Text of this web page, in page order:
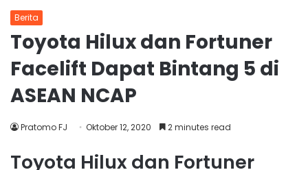
Berita
Toyota Hilux dan Fortuner
Facelift Dapat Bintang 5 di
ASEAN NCAP
Pratomo FJ Oktober 12, 2020 2 minutes read
Toyota Hilux dan Fortuner